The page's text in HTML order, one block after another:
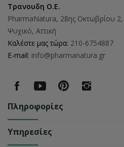
Τρανουδη Ο.Ε.
PharmaNatura, 28ης Οκτωβρίου
Ψυχικό, Αττική
Καλέστε μας τώρα: 210-6754887
E-mail: info@pharmanatura.gr
Πληροφορίες
Υπηρεσίες